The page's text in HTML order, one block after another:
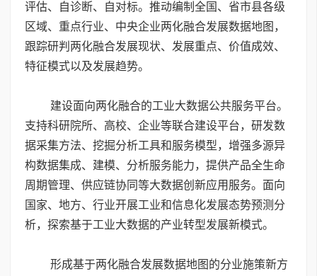
评估、自诊断、自对标。推动编制全国、省市县各级
区域、重点行业、中央企业两化融合发展数据地图，
跟踪研判两化融合发展现状、发展重点、价值成效、
特征模式以及发展趋势。
建设面向两化融合的工业大数据公共服务平台。
支持科研院所、高校、企业等联合建设平台，研发数
据采集方法、挖掘分析工具和服务模型，增强多源异
构数据集成、建模、分析服务能力，提供产品全生命
周期管理、供应链协同等大数据创新应用服务。面向
国家、地方、行业开展工业和信息化发展态势预测分
析，探索基于工业大数据的产业转型发展新模式。
形成基于两化融合发展数据地图的分业施策新方